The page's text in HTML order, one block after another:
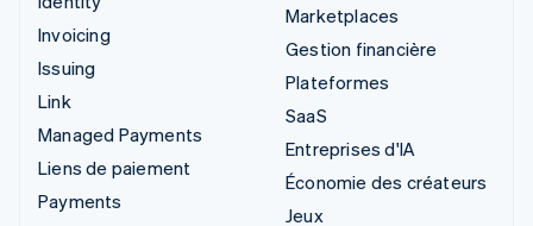
Invoicing
Issuing
Link
Managed Payments
Liens de paiement
Payments
Marketplaces
Gestion financière
Plateformes
SaaS
Entreprises d'IA
Économie des créateurs
Jeux